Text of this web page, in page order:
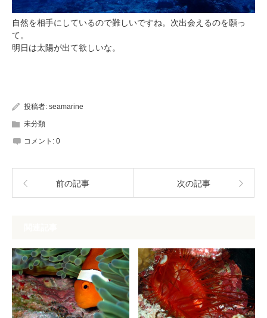
自然を相手にしているので難しいですね。次出会えるのを願っ
て。
明日は太陽が出て欲しいな。
投稿者: seamarine
未分類
コメント: 0
前の記事 次の記事